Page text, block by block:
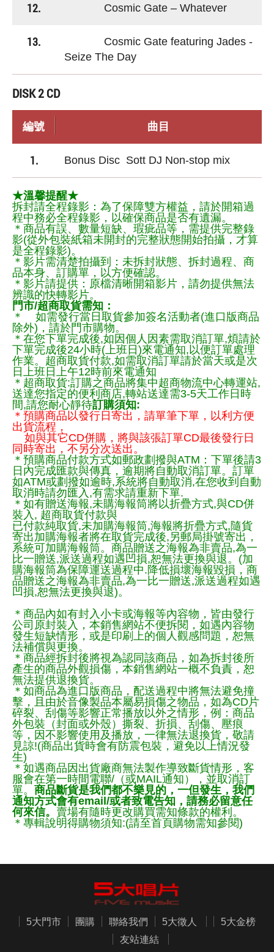
12. Cosmic Gate – Whatever
13.
Cosmic Gate featuring Jades -
Seize The Day
DISK 2 CD
編號 曲目
1. Bonus Disc Sott DJ Non-stop mix
★溫馨提醒★
拆封請全程錄影：為了保障雙方權益，請於開箱過
程中務必全程錄影，以確保商品是否有遺漏。
＊商品有誤、數量短缺、瑕疵品等，需提供完整錄
影(從外包裝紙箱未開封的完整狀態開始拍攝，才算
是全程錄影)。
＊影片需清楚拍攝到：未拆封狀態、拆封過程、商
品本身、訂購單，以方便確認。
＊影片請提供：原檔清晰開箱影片，請勿提供無法
辨識的快轉影片。
門市/超商取貨需知：
＊ 如需發行當日取貨參加簽名活動者(進口版商品
除外)，請於門市購物。
＊在您下單完成後,如因個人因素需取消訂單,煩請於
下單完成後24小時(上班日)來電通知,以便訂單處理
作業。超商取貨付款,如需取消訂單請於當天或是次
日上班日上午12時前來電通知
＊超商取貨:訂購之商品將集中超商物流中心轉運站,
送達您指定的便利商店,轉站送達需3-5天工作日時
間,請您耐心靜待訂購須知:
＊預購商品以發行日寄出，請單筆下單，以利方便
出貨流程，
如與其它CD併購，將與該張訂單CD最後發行日
同時寄出，不另分次送出。
＊預購商品付款方式如郵政劃撥與ATM：下單後請3
日內完成匯款與傳真，逾期將自動取消訂單。訂單
如ATM或劃撥如逾時,系統將自動取消,在您收到自動
取消時請勿匯入,有需求請重新下單.
＊如有贈送海報,未購海報筒將以折疊方式,與CD併
裝入, 超商取貨付款與
已付款純取貨,未加購海報筒,海報將折疊方式,隨貨
寄出加購海報者將在取貨完成後,另郵局掛號寄出，
系統可加購海報筒。商品贈送之海報為非賣品,為一
比一贈送,派送過程如遇凹損,恕無法更換與退。(加
購海報筒為保障運送過程中.降低損壞海報毀損，商
品贈送之海報為非賣品,為一比一贈送,派送過程如遇
凹損,恕無法更換與退)。
＊商品內如有封入小卡或海報等內容物，皆由發行
公司原封裝入，本銷售網站不便拆閱，如遇內容物
發生短缺情形，或是印刷上的個人觀感問題，恕無
法補償與更換。
＊商品經拆封後將視為認同該商品，如為拆封後所
產生的商品外觀損傷，本銷售網站一概不負責，恕
無法提供退換貨。
＊如商品為進口版商品，配送過程中將無法避免撞
擊，且由於音像製品本屬易損傷之物品，如為CD片
碎裂、刮傷等影響正常播放以外之情形，例：商品
外包裝（封面或外殼）撕裂、折損、刮傷、壓痕
等，因不影響使用及播放，一律無法退換貨，敬請
見諒!(商品出貨時會有防震包裝，避免以上情況發
生)
＊如遇商品因出貨廠商無法製作導致斷貨情形，客
服會在第一時間電聯/（或MAIL通知），並取消訂
單。 商品斷貨是我們都不樂見的，一但發生，我們
通知方式會有email/或者致電告知，請務必留意任
何來信。 賣場有隨時更改購買需知條款的權利。
＊專輯說明得購物須知:(請至首頁購物需知參閱)
5大門市 團購 聯絡我們 5大徵人
5大金榜
友站連結